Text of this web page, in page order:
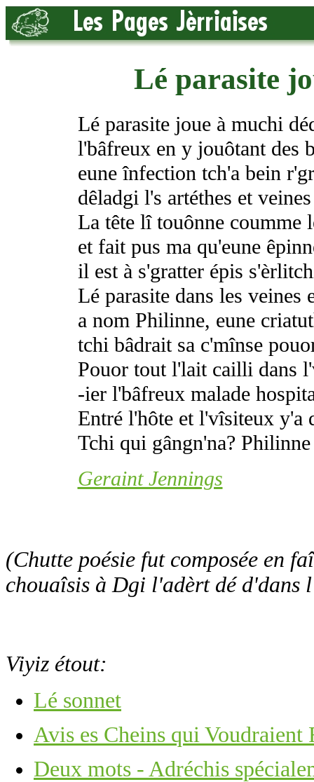
Lé parasite
Lé parasite joue à muchi
l'bâfreux en y jouôtant des
eune înfection tch'a bein
dêladgi l's artéthes et
La tête lî touônne coumme
et fait pus ma qu'eune
il est à s'gratter épis
Lé parasite dans les veines
a nom Philinne, eune
tchi bâdrait sa c'mînse
Pouor tout l'lait cailli dans
-ier l'bâfreux malade
Entré l'hôte et l'vîsiteux y'a
Tchi qui gângn'na?
Geraint Jennings
(Chutte poésie fut composée en
chouaîsis à Dgi l'adèrt dé d'dans
Viyiz étout:
Lé sonnet
Avis es Cheins qui Voudraient
Deux mots - Adréchis